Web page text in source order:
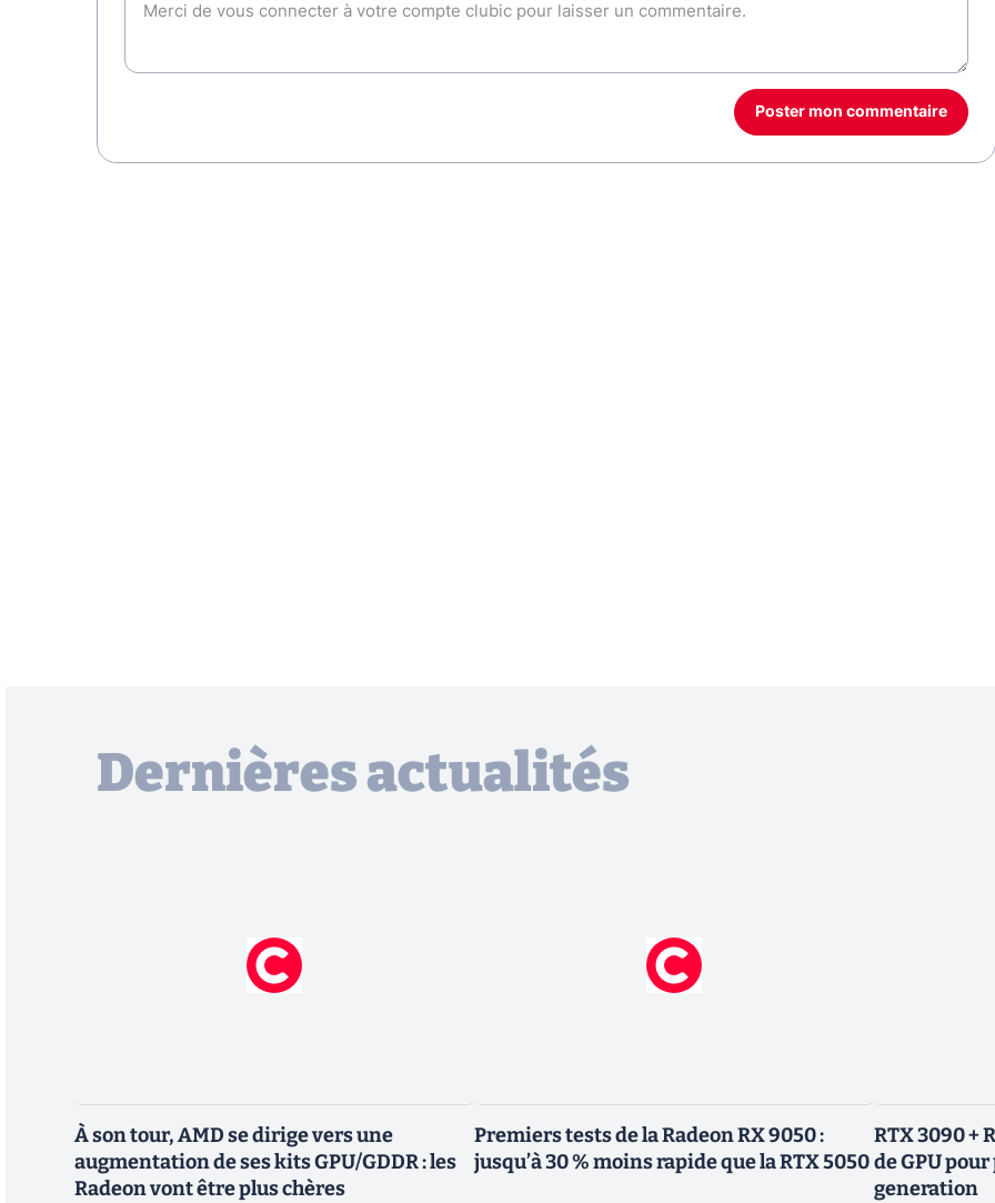
Poster mon commentaire
Dernières actualités
À son tour, AMD se dirige vers une
augmentation de ses kits GPU/GDDR : les
Radeon vont être plus chères
Premiers tests de la Radeon RX 9050 :
jusqu’à 30 % moins rapide que la RTX 5050
RTX 3090 +
de GPU
generation